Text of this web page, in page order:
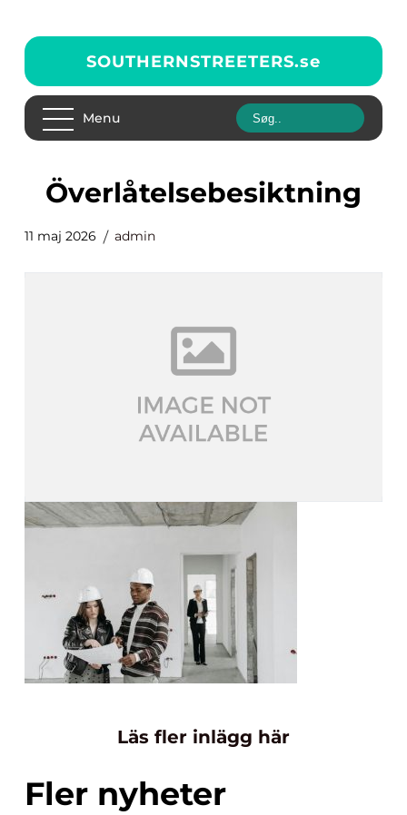
SOUTHERNSTREETERS.se
Menu
Överlåtelsebesiktning
11 maj 2026 admin
Läs fler inlägg här
Fler nyheter